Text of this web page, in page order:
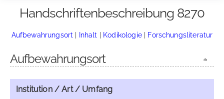
Handschriftenbeschreibung 8270
Aufbewahrungsort | Inhalt | Kodikologie| Forschungsliteratur
Aufbewahrungsort
Institution / Art / Umfang